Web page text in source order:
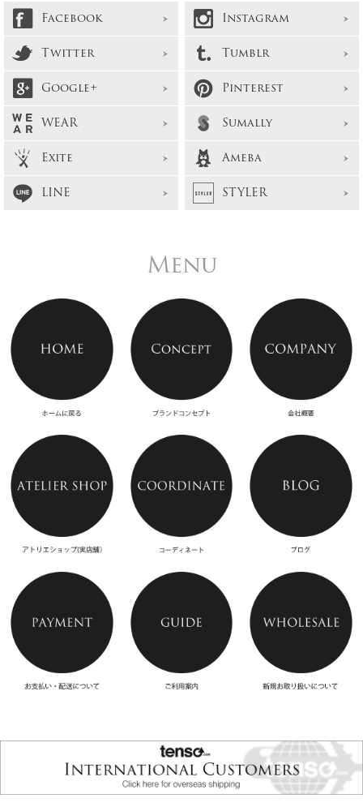
Facebook
Instagram
Twitter
Tumblr
Google+
Pinterest
WEAR
Sumally
Exite
Ameba
LINE
STYLER
Menu